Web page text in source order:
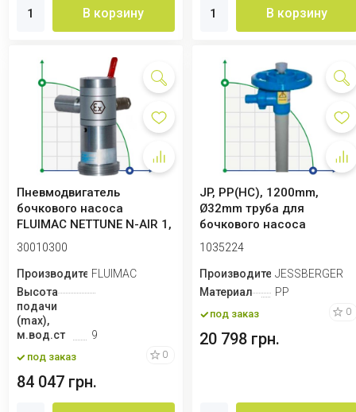
В корзину В корзину
Пневмодвигатель
бочкового насоса
FLUIMAC NETTUNE N-AIR 1,
300 Вт, 220B
30010300
ПроизводительFLUIMAC
Высота
подачи
(max),
м.вод.ст
9
под заказ 0
84 047 грн.
JP, PP(HC), 1200mm,
Ø32mm труба для
бочкового насоса
JESSBERGER
1035224
ПроизводительJESSBERGER
Материал
PP
под заказ 0
20 798 грн.